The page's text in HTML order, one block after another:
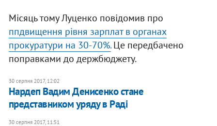
Місяць тому Луценко повідомив про
ппдвищення рівня зарплат в органах
прокуратури на 30-70%.Це передбачено
поправками до держбюджету.
30 серпня 2017, 12:02
Нардеп Вадим Денисенко стане
представником уряду в Раді
30 серпня 2017, 11:51